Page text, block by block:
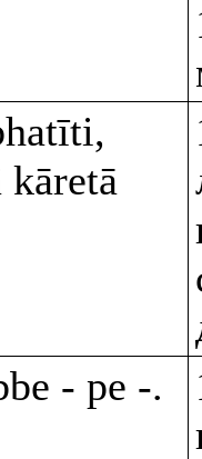
kāretā
- pe -.